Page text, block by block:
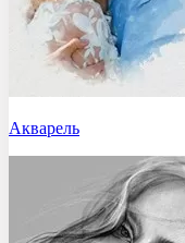
Акварель